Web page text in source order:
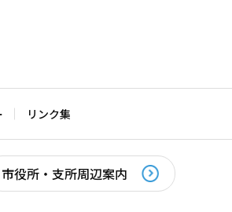
リンク集
市役所・支所周辺案内